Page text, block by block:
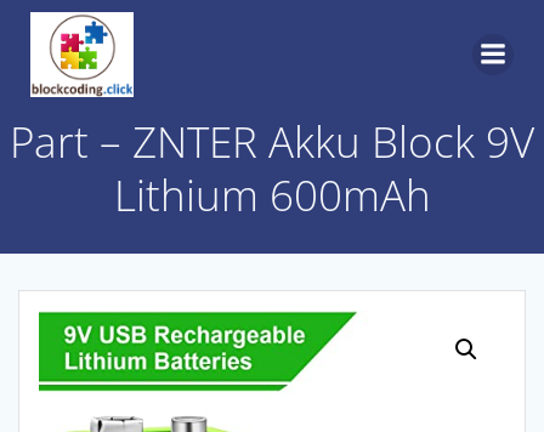
Skip
content
Part – ZNTER Akku Block 9V
Lithium 600mAh